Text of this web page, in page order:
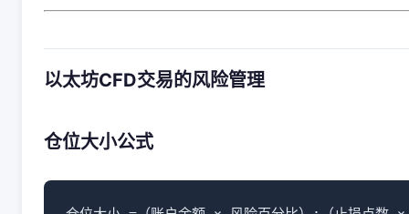
以太坊CFD交易的风险管理
仓位大小公式